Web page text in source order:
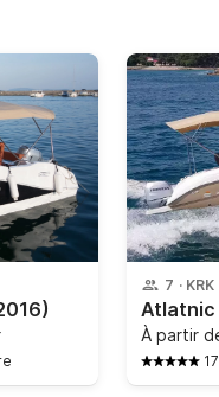
7 · KRK
À partir
17